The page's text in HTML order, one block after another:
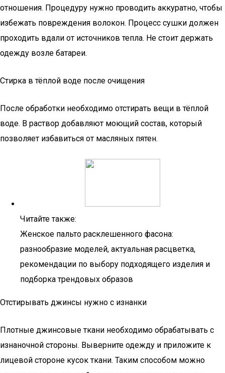
отношения. Процедуру нужно проводить аккуратно, чтобы
избежать повреждения волокон. Процесс сушки должен
проходить вдали от источников тепла. Не стоит держать
одежду возле батареи.
Стирка в тёплой воде после очищения
После обработки необходимо отстирать вещи в тёплой
воде. В раствор добавляют моющий состав, который
позволяет избавиться от масляных пятен.
Читайте также:
Женское пальто расклешенного фасона:
разнообразие моделей, актуальная расцветка,
рекомендации по выбору подходящего изделия и
подборка трендовых образов
Отстирывать джинсы нужно с изнанки
Плотные джинсовые ткани необходимо обрабатывать с
изнаночной стороны. Выверните одежду и приложите к
лицевой стороне кусок ткани. Таким способом можно